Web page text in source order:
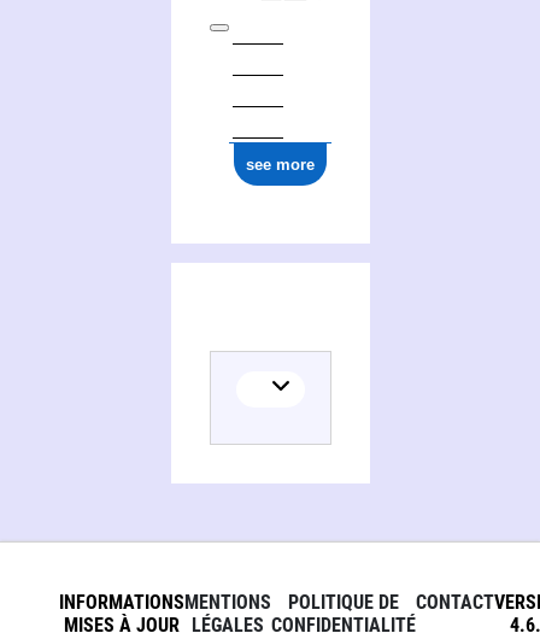
see more
INFORMATIONS
MISES À JOUR
MENTIONS
LÉGALES
POLITIQUE DE
CONFIDENTIALITÉ
CONTACT